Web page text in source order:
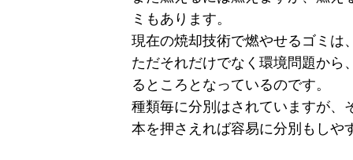
ミもあります。
現在の焼却技術で燃やせるゴミは
ただそれだけでなく環境問題から
るところとなっているのです。
種類毎に分別はされていますが、
本を押さえれば容易に分別もしや